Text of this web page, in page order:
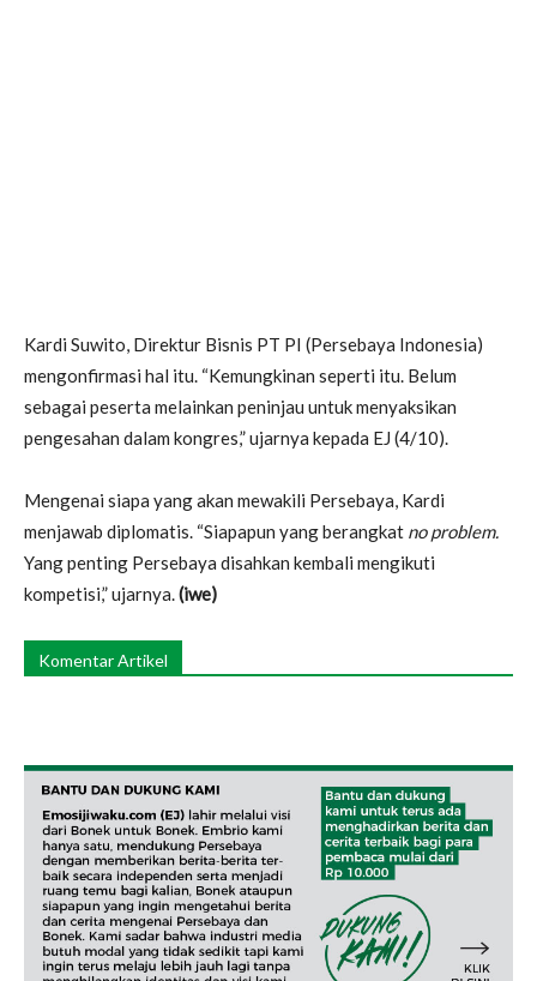
Kardi Suwito, Direktur Bisnis PT PI (Persebaya Indonesia)
mengonfirmasi hal itu. “Kemungkinan seperti itu. Belum
sebagai peserta melainkan peninjau untuk menyaksikan
pengesahan dalam kongres,” ujarnya kepada EJ (4/10).
Mengenai siapa yang akan mewakili Persebaya, Kardi
menjawab diplomatis. “Siapapun yang berangkat no problem.
Yang penting Persebaya disahkan kembali mengikuti
kompetisi,” ujarnya. (iwe)
Komentar Artikel